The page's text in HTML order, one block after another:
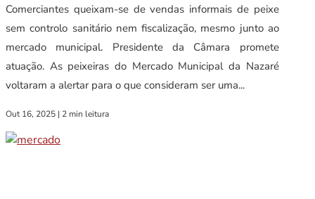
Comerciantes queixam-se de vendas informais de peixe
sem controlo sanitário nem fiscalização, mesmo junto ao
mercado municipal. Presidente da Câmara promete
atuação. As peixeiras do Mercado Municipal da Nazaré
voltaram a alertar para o que consideram ser uma...
Out 16, 2025 | 2 min leitura